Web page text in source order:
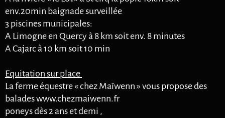
env.20min baignade surveillée
3 piscines municipales:
A Limogne en Quercy à 8 km soit env. 8 minutes
A Cajarc à 10 km soit 10 min
Equitation sur place
La ferme équestre « chez Maïwenn » vous propose des
balades www.chezmaiwenn.fr
poneys dès 2 ans et demi ,